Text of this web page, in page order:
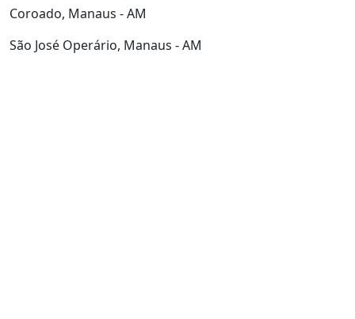
Coroado, Manaus - AM
São José Operário, Manaus - AM